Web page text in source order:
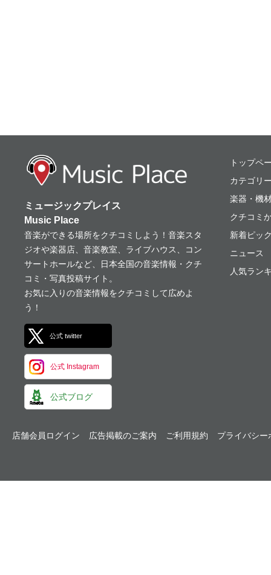
ミュージックプレ
ミュージックプレイス
Music Place
音楽ができる場所をクチコミしよう！音楽スタ
ジオや楽器店、音楽教室、ライブハウス、コン
サートホールなど、日本全国の音楽情報・クチ
コミ・写真投稿サイト。
お気に入りの音楽情報をクチコミして広めよ
う！
公式 twitter
公式 Instagram
公式ブログ
トップペ
カテゴリ
楽器・機
クチコミ
新着ピッ
ニュース
人気ラン
店舗会員ログイン 広告掲載のご案内 ご利用規約 プライバシー